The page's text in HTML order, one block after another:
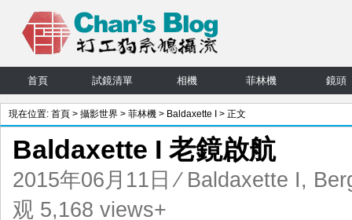
首頁 試鏡清單 相機 菲林機 鏡頭
現在位置: 首頁 > 攝影世界 > 菲林機 > Baldaxette I > 正文
Baldaxette I 老鏡啟航
2015年06月11日 ⁄ Baldaxette I,
观 5,168 views+